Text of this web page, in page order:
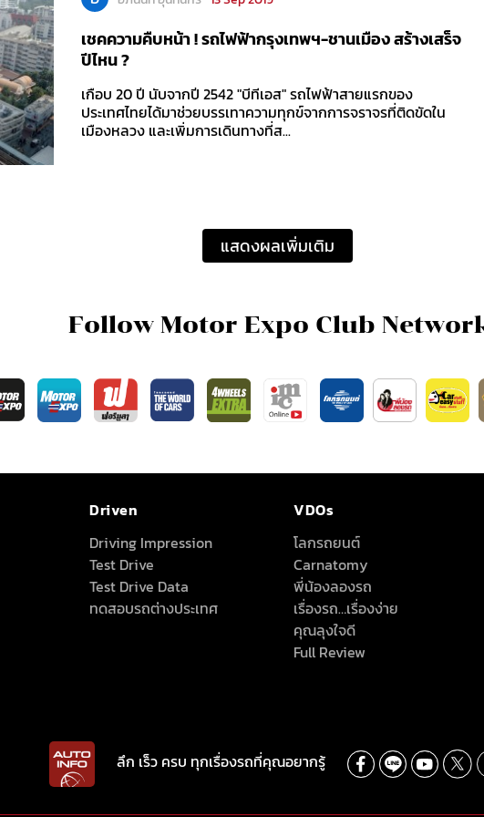
เชคความคืบหน้า ! รถไฟฟ้ากรุงเทพฯ-ชานเมือง สร้างเสร็จ
ปีไหน ?
เกือบ 20 ปี นับจากปี 2542 "บีทีเอส" รถไฟฟ้าสายแรกของ
ประเทศไทยได้มาช่วยบรรเทาความทุกข์จากการจราจรที่ติดขัดใน
เมืองหลวง และเพิ่มการเดินทางที่ส...
แสดงผลเพิ่มเติม
Follow Motor Expo Club
Driven
Driving Impression
Test Drive
Test Drive Data
ทดสอบรถต่างประเทศ
VDOs
โลกรถยนต์
Carnatomy
พี่น้องลองรถ
เรื่องรถ…เรื่องง่าย
คุณลุงใจดี
Full Review
ลึก เร็ว ครบ ทุกเรื่องรถที่คุณอยากรู้